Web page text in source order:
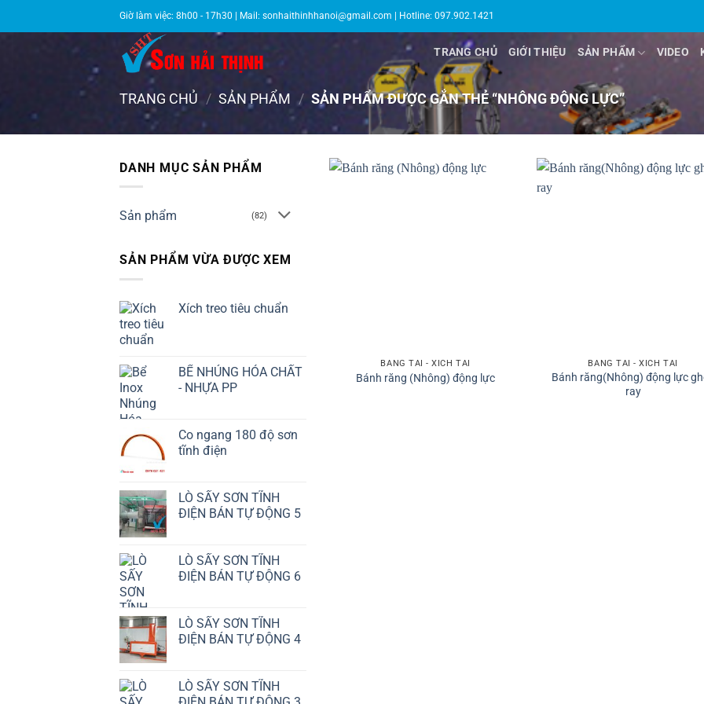
qua
Giờ làm việc: 8h00 - 17h30 | Mail: sonhaithinhhanoi@gmail.com | Hotline: 097.902.1421
TRANG CHỦ GIỚI THIỆU SẢN PHẨM VIDEO
TRANG CHỦ / SẢN PHẨM / SẢN PHẨM ĐƯỢC GẮN THẺ “NHÔNG ĐỘNG LỰC”
DANH MỤC SẢN PHẨM
Sản phẩm (82)
SẢN PHẨM VỪA ĐƯỢC XEM
Xích treo tiêu chuẩn
BỂ NHÚNG HÓA CHẤT
- NHỰA PP
Co ngang 180 độ sơn
tĩnh điện
LÒ SẤY SƠN TĨNH
ĐIỆN BÁN TỰ ĐỘNG 5
LÒ SẤY SƠN TĨNH
ĐIỆN BÁN TỰ ĐỘNG 6
LÒ SẤY SƠN TĨNH
ĐIỆN BÁN TỰ ĐỘNG 4
LÒ SẤY SƠN TĨNH
BĂNG TẢI - XÍCH TẢI
Bánh răng (Nhông) động lực
BĂNG TẢI - XÍCH TẢI
Bánh răng(Nhông) động lực
ray